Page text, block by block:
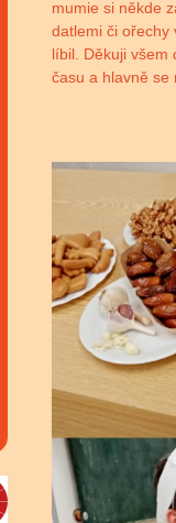
mumie si někde
datlemi či ořechy
líbil. Děkuji všem
času a hlavně